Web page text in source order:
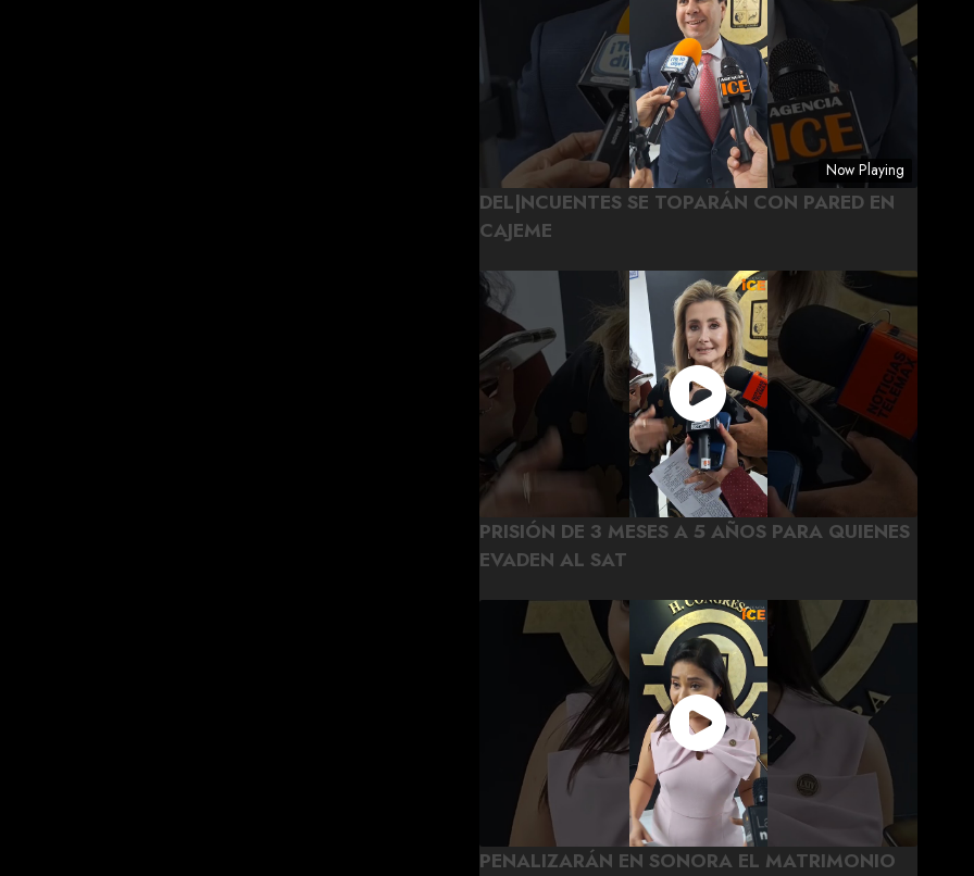
Now Playing
DEL|NCUENTES SE TOPARÁN CON PARED EN
CAJEME
PRISIÓN DE 3 MESES A 5 AÑOS PARA QUIENES
EVADEN AL SAT
PENALIZARÁN EN SONORA EL MATRIMONIO